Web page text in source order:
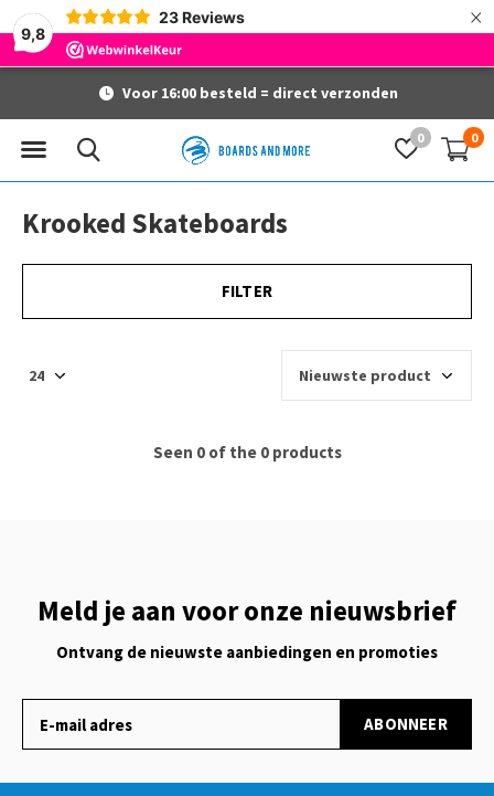
9,8
23 Reviews ×
0 0
Voor 16:00 besteld = direct verzonden
Krooked Skateboards
FILTER
Seen 0 of the 0 products
Meld je aan voor onze nieuwsbrief
Ontvang de nieuwste aanbiedingen en promoties
ABONNEER